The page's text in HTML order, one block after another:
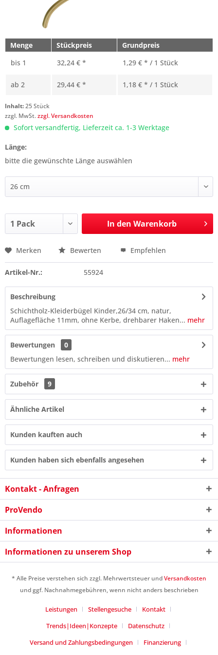
Menge Stückpreis
Grundpreis
bis 1 32,24 € * 1,29 € * / 1 Stück
ab 2 29,44 € * 1,18 € * / 1 Stück
Inhalt:25 Stück
zzgl. MwSt.zzgl. Versandkosten
Sofort versandfertig, Lieferzeit ca. 1-3 Werktage
Länge:
bitte die gewünschte Länge auswählen
In den Warenkorb
Preis anfragen
verstanden und stimme zu. *
Mit * gekennzeichnete Felder sind Pflichtfelder.
Merken Bewerten Empfehlen
Artikel-Nr.: 55924
Beschreibung
Schichtholz-Kleiderbügel Kinder,26/34 cm, natur,
Auflagefläche 11mm, ohne Kerbe, drehbarer Haken... mehr
Bewertungen
0
Bewertungen lesen, schreiben und diskutieren... mehr
Zubehör 9
Ähnliche Artikel
Kunden kauften auch
Kunden haben sich ebenfalls angesehen
Kontakt - Anfragen
ProVendo
Informationen
Informationen zu unserem Shop
* Alle Preise verstehen sich zzgl. Mehrwertsteuer undVersandkosten
und ggf. Nachnahmegebühren, wenn nicht anders beschrieben
Leistungen Stellengesuche
Kontakt
Trends|Ideen|Konzepte
Datenschutz
Versand und Zahlungsbedingungen
Finanzierung